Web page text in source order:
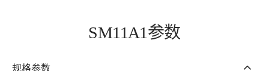
SM11A1参数
规格参数